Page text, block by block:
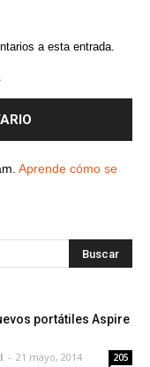
a esta entrada.
Aprende cómo se
portátiles Aspire
- 21 mayo, 2014 205